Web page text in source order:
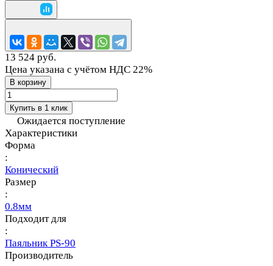
13 524 руб.
Цена указана с учётом НДС 22%
В корзину
Купить в 1 клик
Ожидается поступление
Характеристики
Форма
:
Конический
Размер
:
0.8мм
Подходит для
:
Паяльник PS-90
Производитель